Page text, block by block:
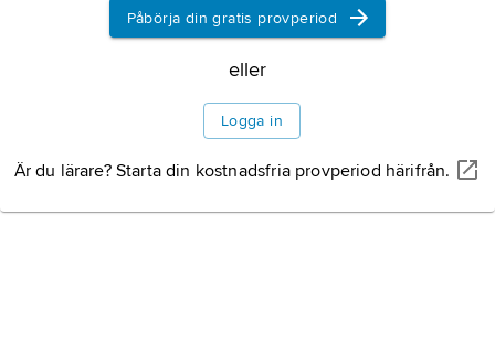
Påbörja din gratis provperiod
eller
Logga in
Är du lärare? Starta din kostnadsfria provperiod härifrån.